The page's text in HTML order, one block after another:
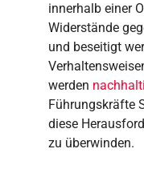
innerhalb einer
Widerstände
und beseitigt
werden
Führungskräfte
diese
zu überwinden.